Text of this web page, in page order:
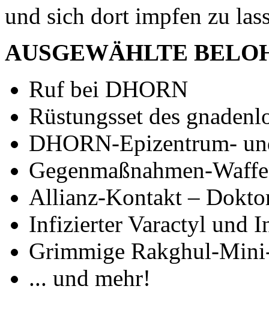
und sich dort impfen zu
AUSGEWÄHLTE
Ruf bei DHORN
Rüstungsset des
DHORN-Epizentrum-
Gegenmaßnahmen-
Allianz-Kontakt –
Infizierter Varactyl und
Grimmige Rakghul-
... und mehr!